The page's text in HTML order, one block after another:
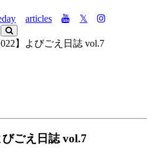
articles 𝕏
】よびごえ日誌 vol.7
びごえ日誌 vol.7